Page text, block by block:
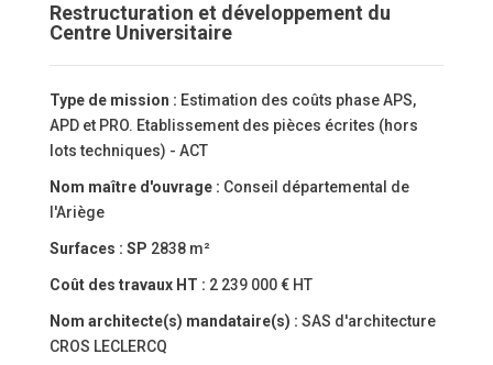
Restructuration et développement du
Centre Universitaire
Type de mission : Estimation des coûts phase APS,
APD et PRO. Etablissement des pièces écrites (hors
lots techniques) - ACT
Nom maître d'ouvrage : Conseil départemental de
l'Ariège
Surfaces : SP 2838 m²
Coût des travaux HT : 2 239 000 € HT
Nom architecte(s) mandataire(s) : SAS d'architecture
CROS LECLERCQ